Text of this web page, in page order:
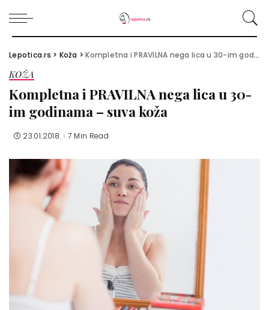
Lepotica.rs > Koža >Kompletna i PRAVILNA nega lica u 30-im godinama – suva koža
KOŽA
Kompletna i PRAVILNA nega lica u 30-
im godinama – suva koža
23.01.2018. 7 Min Read